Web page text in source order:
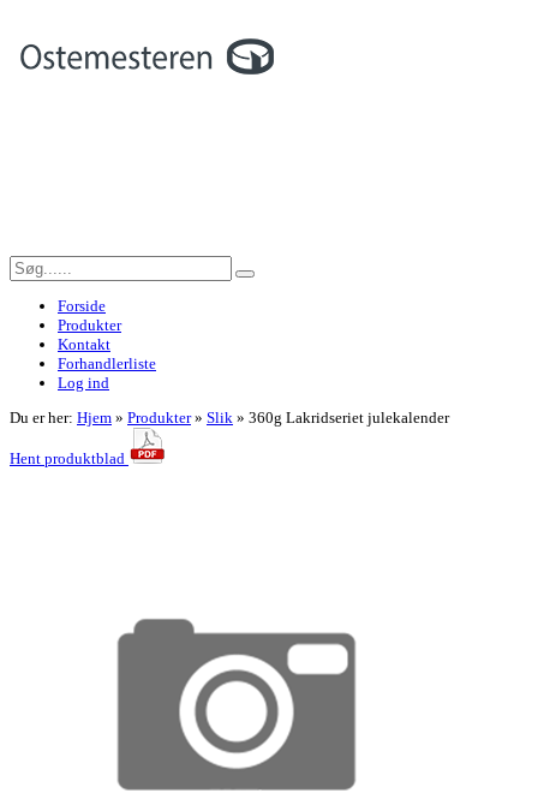
Forside
Produkter
Kontakt
Forhandlerliste
Log ind
Du er her: Hjem » Produkter» Slik » 360g Lakridseriet julekalender
Hent produktblad